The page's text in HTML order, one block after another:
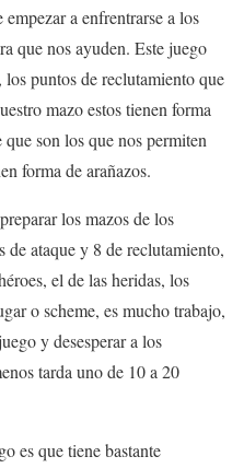
a enfrentrarse a los
que nos ayuden. Este juego
los puntos de reclutamiento que
mazo estos tienen forma
son los que nos permiten
forma de arañazos.
los mazos de los
de ataque y 8 de reclutamiento,
el de las heridas, los
o scheme, es mucho trabajo,
y desesperar a los
tarda uno de 10 a 20
es que tiene bastante